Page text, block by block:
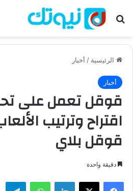
بحث عن
الرئيسية / أخبار
أخبار
قوقل تعمل على
اقتراح وترتيب
قوقل بلاي
دقيقة واحدة
فيسبوك لينكدإن واتساب